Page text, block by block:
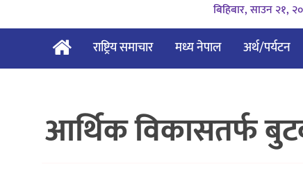
बिहिबार, साउन २१,
राष्ट्रिय समाचार मध्य नेपाल अर्थ/पर्यटन
आर्थिक विकासतर्फ